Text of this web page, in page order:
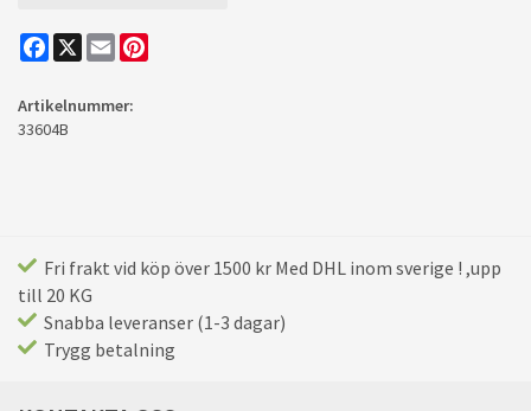
Facebook
X Email
Artikelnummer:
33604B
Fri frakt vid köp över 1500 kr Med DHL inom sverige ! ,upp
till 20 KG
Snabba leveranser (1-3 dagar)
Trygg betalning